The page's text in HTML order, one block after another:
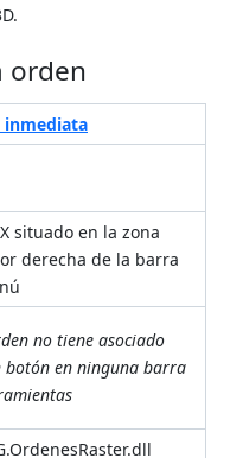
orden
inmediata
situado en la zona
derecha de la barra
no tiene asociado
botón en ninguna barra